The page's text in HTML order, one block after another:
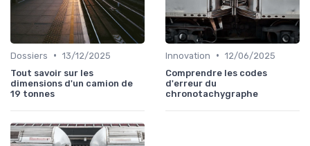
Dossiers • 13/12/2025
Tout savoir sur les
dimensions d'un camion de
19 tonnes
Innovation • 12/06/2025
Comprendre les codes
d'erreur du
chronotachygraphe